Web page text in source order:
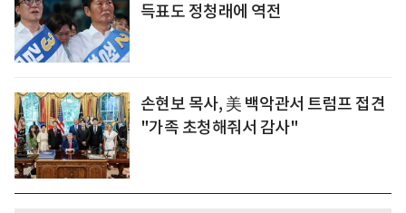
득표도 정청래에 역전
손현보 목사, 美 백악관서 트럼프 접견
"가족 초청해줘서 감사"